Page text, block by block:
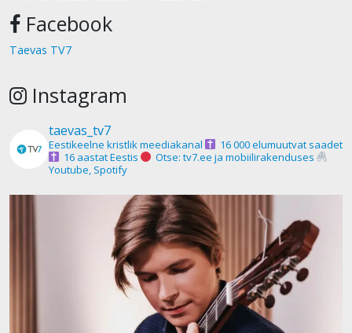
Facebook
Taevas TV7
Instagram
taevas_tv7
Eestikeelne kristlik meediakanal
16 000 elumuutvat saadet
16 aastat Eestis
Otse: tv7.ee ja mobiilirakenduses
Youtube, Spotify